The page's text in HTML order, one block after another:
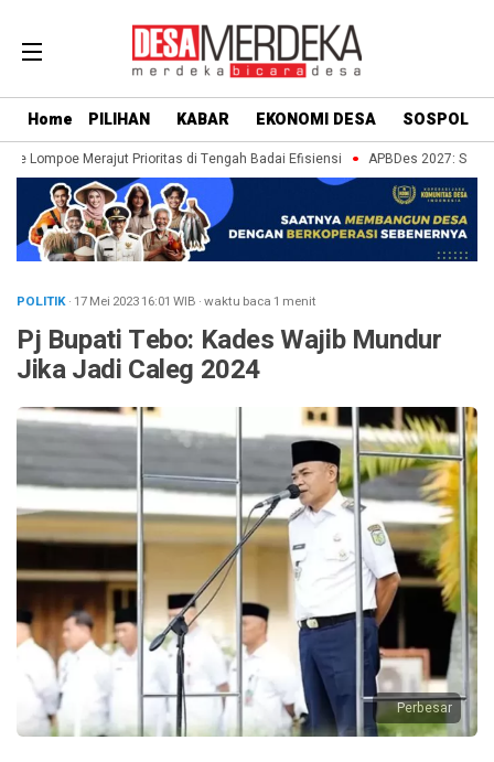
Home PILIHAN KABAR EKONOMI DESA SOSPOL
Lompoe Merajut Prioritas di Tengah Badai Efisiensi APBDes 2027:
POLITIK· 17 Mei 202316:01 WIB ·waktu baca 1 menit
Pj Bupati Tebo: Kades Wajib Mundur
Jika Jadi Caleg 2024
Perbesar